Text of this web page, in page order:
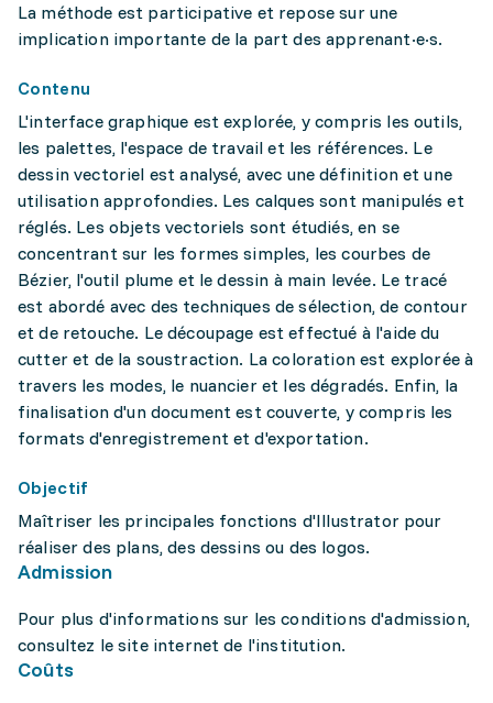
La méthode est participative et repose sur une
implication importante de la part des apprenant·e·s.
Contenu
L'interface graphique est explorée, y compris les outils,
les palettes, l'espace de travail et les références. Le
dessin vectoriel est analysé, avec une définition et une
utilisation approfondies. Les calques sont manipulés et
réglés. Les objets vectoriels sont étudiés, en se
concentrant sur les formes simples, les courbes de
Bézier, l'outil plume et le dessin à main levée. Le tracé
est abordé avec des techniques de sélection, de contour
et de retouche. Le découpage est effectué à l'aide du
cutter et de la soustraction. La coloration est explorée à
travers les modes, le nuancier et les dégradés. Enfin, la
finalisation d'un document est couverte, y compris les
formats d'enregistrement et d'exportation.
Objectif
Maîtriser les principales fonctions d'Illustrator pour
réaliser des plans, des dessins ou des logos.
Admission
Pour plus d'informations sur les conditions d'admission,
consultez le site internet de l'institution.
Coûts